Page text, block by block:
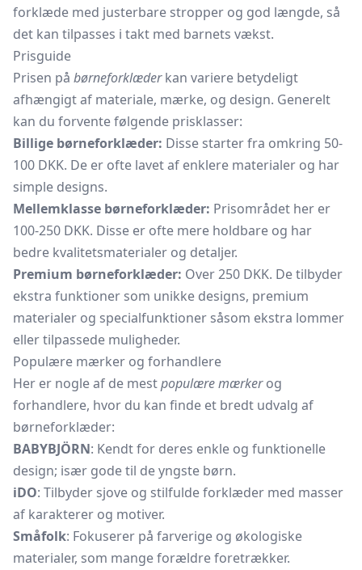
forklæde med justerbare stropper og god længde, så
det kan tilpasses i takt med barnets vækst.
Prisguide
Prisen på børneforklæderkan variere betydeligt
afhængigt af materiale, mærke, og design. Generelt
kan du forvente følgende prisklasser:
Billige børneforklæder: Disse starter fra omkring 50-
100 DKK. De er ofte lavet af enklere materialer og har
simple designs.
Mellemklasse børneforklæder: Prisområdet her er
100-250 DKK. Disse er ofte mere holdbare og har
bedre kvalitetsmaterialer og detaljer.
Premium børneforklæder: Over 250 DKK. De tilbyder
ekstra funktioner som unikke designs, premium
materialer og specialfunktioner såsom ekstra lommer
eller tilpassede muligheder.
Populære mærker og forhandlere
Her er nogle af de mestpopulære mærkerog
forhandlere, hvor du kan finde et bredt udvalg af
børneforklæder:
BABYBJÖRN: Kendt for deres enkle og funktionelle
design; især gode til de yngste børn.
iDO: Tilbyder sjove og stilfulde forklæder med masser
af karakterer og motiver.
Småfolk: Fokuserer på farverige og økologiske
materialer, som mange forældre foretrækker.